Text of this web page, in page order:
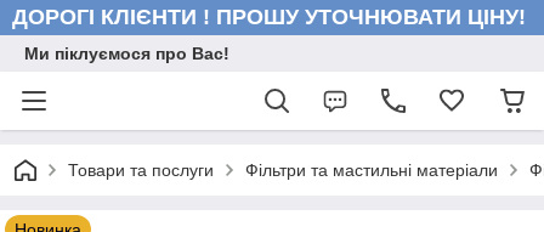
ДОРОГІ КЛІЄНТИ ! ПРОШУ УТОЧНЮВАТИ ЦІНУ!
Ми піклуємося про Вас!
Товари та послуги Фільтри та мастильні матеріали